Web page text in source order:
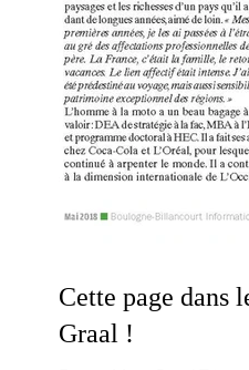
Cette page dans
Graal !